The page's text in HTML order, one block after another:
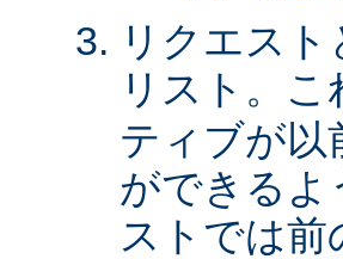
リクエス
リスト。こ
ティブが以
ができるよ
ストでは前